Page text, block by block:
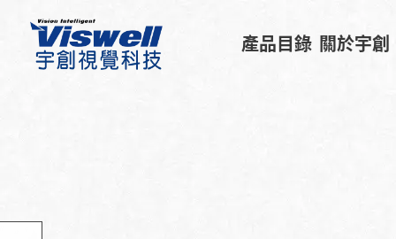
產品目錄 關於宇創